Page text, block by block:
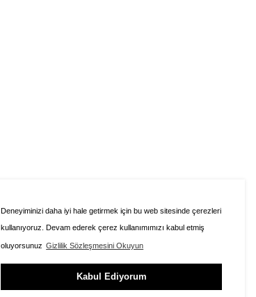
Deneyiminizi daha iyi hale getirmek için bu web sitesinde çerezleri
kullanıyoruz. Devam ederek çerez kullanımımızı kabul etmiş
oluyorsunuz Gizlilik Sözleşmesini Okuyun
Kabul Ediyorum